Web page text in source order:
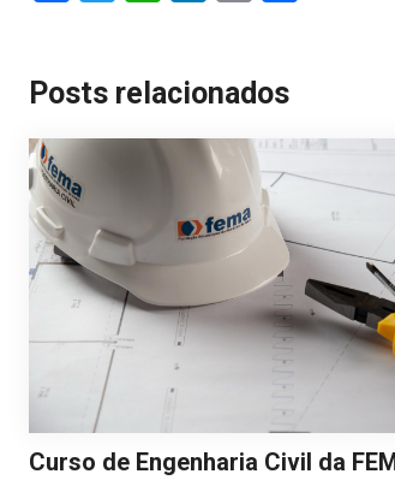
Posts relacionados
Curso de Engenharia Civil da